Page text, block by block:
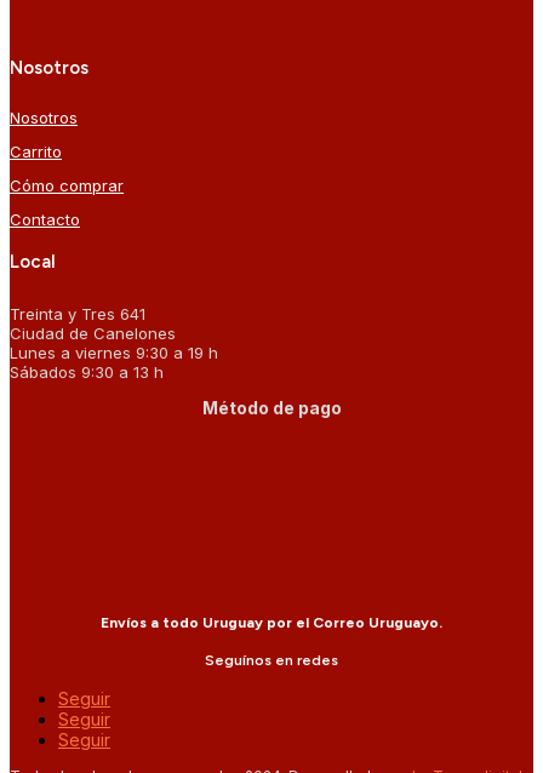
Nosotros
Nosotros
Carrito
Cómo comprar
Contacto
Local
Treinta y Tres 641
Ciudad de Canelones
Lunes a viernes 9:30 a 19 h
Sábados 9:30 a 13 h
Método de pago
Envíos a todo Uruguay por el Correo Uruguayo.
Seguínos en redes
Seguir
Seguir
Seguir